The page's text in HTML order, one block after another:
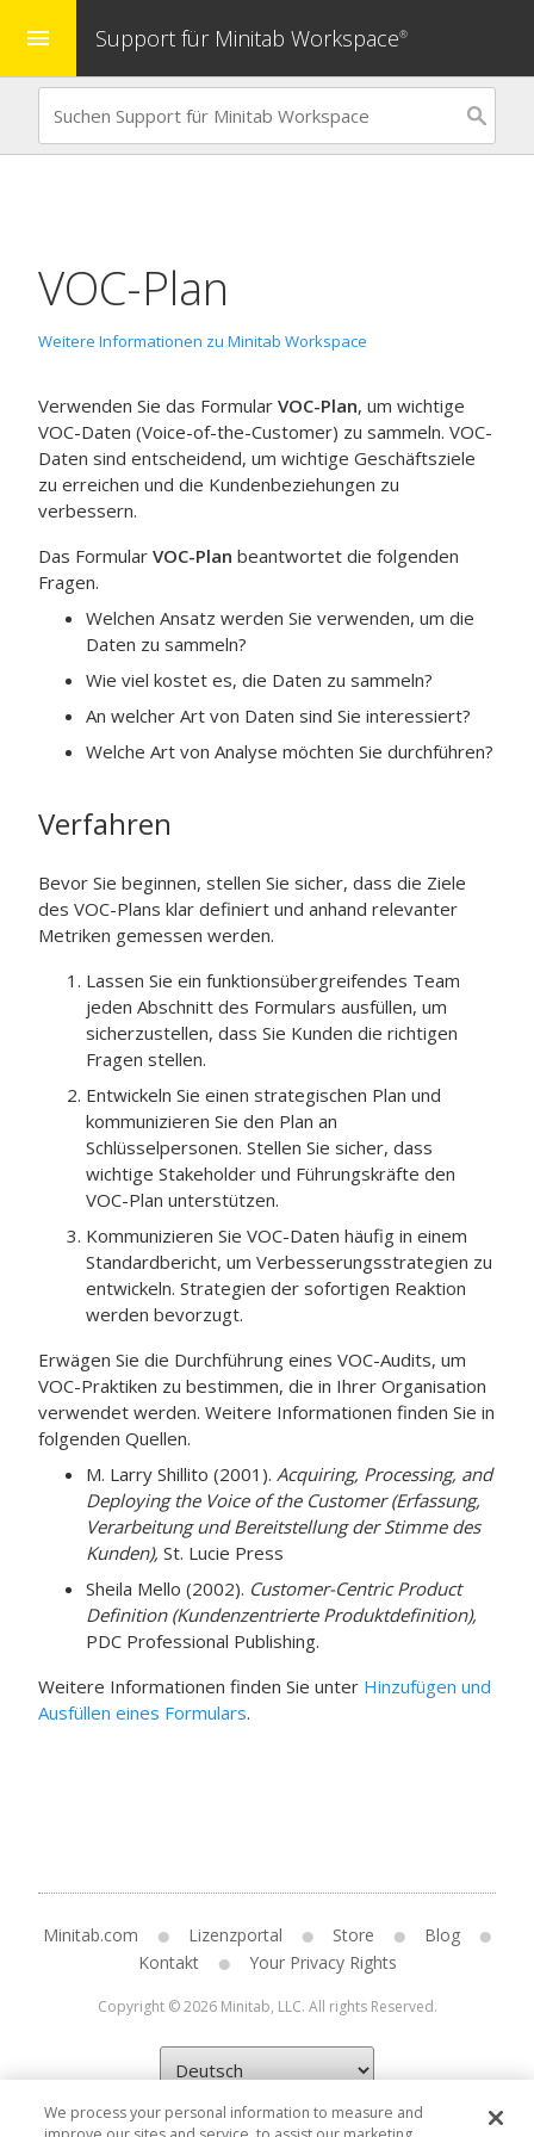
menu Support für Minitab Workspace®
VOC-Plan
Weitere Informationen zu Minitab Workspace
Verwenden Sie das Formular VOC-Plan, um wichtige
VOC-Daten (Voice-of-the-Customer) zu sammeln. VOC-
Daten sind entscheidend, um wichtige Geschäftsziele
zu erreichen und die Kundenbeziehungen zu
verbessern.
Das Formular VOC-Plan beantwortet die folgenden
Fragen.
Welchen Ansatz werden Sie verwenden, um die
Daten zu sammeln?
Wie viel kostet es, die Daten zu sammeln?
An welcher Art von Daten sind Sie interessiert?
Welche Art von Analyse möchten Sie durchführen?
Verfahren
Bevor Sie beginnen, stellen Sie sicher, dass die Ziele
des VOC-Plans klar definiert und anhand relevanter
Metriken gemessen werden.
Lassen Sie ein funktionsübergreifendes Team
jeden Abschnitt des Formulars ausfüllen, um
sicherzustellen, dass Sie Kunden die richtigen
Fragen stellen.
Entwickeln Sie einen strategischen Plan und
kommunizieren Sie den Plan an
Schlüsselpersonen. Stellen Sie sicher, dass
wichtige Stakeholder und Führungskräfte den
VOC-Plan unterstützen.
Kommunizieren Sie VOC-Daten häufig in einem
Standardbericht, um Verbesserungsstrategien zu
entwickeln. Strategien der sofortigen Reaktion
werden bevorzugt.
Erwägen Sie die Durchführung eines VOC-Audits, um
VOC-Praktiken zu bestimmen, die in Ihrer Organisation
verwendet werden. Weitere Informationen finden Sie in
folgenden Quellen.
M. Larry Shillito (2001). Acquiring, Processing, and
Deploying the Voice of the Customer (Erfassung,
Verarbeitung und Bereitstellung der Stimme des
Kunden), St. Lucie Press
Sheila Mello (2002). Customer-Centric Product
Definition (Kundenzentrierte Produktdefinition),
PDC Professional Publishing.
Weitere Informationen finden Sie unter Hinzufügen und
Ausfüllen eines Formulars.
Minitab.com Lizenzportal Store
Blog
Kontakt
Your Privacy Rights
Copyright © 2026 Minitab, LLC. All rights Reserved.
We process your personal information to measure and